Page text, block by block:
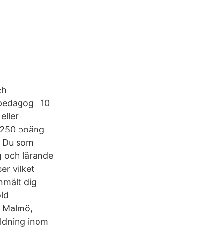
i 10
poäng
som
och lärande
vilket
dig
inom